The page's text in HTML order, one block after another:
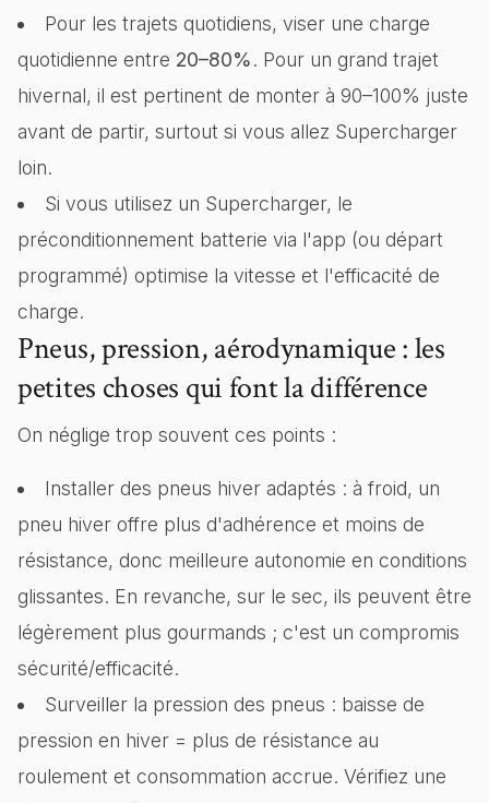
Pour les trajets quotidiens, viser une charge
quotidienne entre 20–80%. Pour un grand trajet
hivernal, il est pertinent de monter à 90–100% juste
avant de partir, surtout si vous allez Supercharger
loin.
Si vous utilisez un Supercharger, le
préconditionnement batterie via l'app (ou départ
programmé) optimise la vitesse et l'efficacité de
charge.
Pneus, pression, aérodynamique : les
petites choses qui font la différence
On néglige trop souvent ces points :
Installer des pneus hiver adaptés : à froid, un
pneu hiver offre plus d'adhérence et moins de
résistance, donc meilleure autonomie en conditions
glissantes. En revanche, sur le sec, ils peuvent être
légèrement plus gourmands ; c'est un compromis
sécurité/efficacité.
Surveiller la pression des pneus : baisse de
pression en hiver = plus de résistance au
roulement et consommation accrue. Vérifiez une